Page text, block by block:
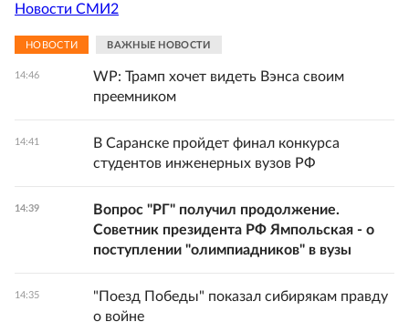
Новости СМИ2
НОВОСТИ ВАЖНЫЕ НОВОСТИ
14:46
WP: Трамп хочет видеть Вэнса своим
преемником
14:41
В Саранске пройдет финал конкурса
студентов инженерных вузов РФ
14:39
Вопрос "РГ" получил продолжение.
Советник президента РФ Ямпольская - о
поступлении "олимпиадников" в вузы
14:35
"Поезд Победы" показал сибирякам правду
о войне